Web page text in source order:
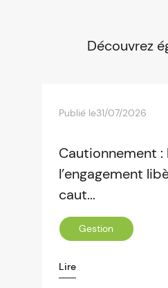
Découvrez
Publié le31/07/2026
Cautionnement
l’engagement
caut...
Gestion
Lire